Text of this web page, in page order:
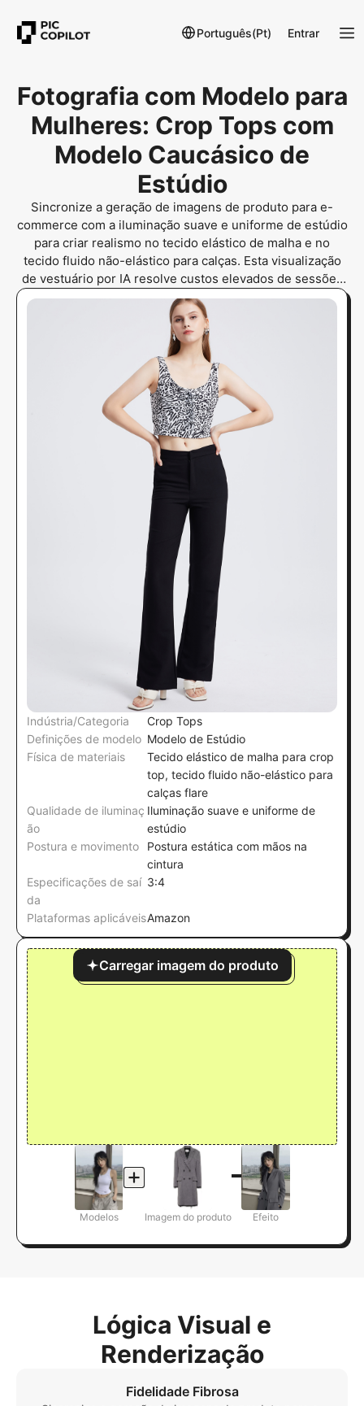
Português(Pt) Entrar
Fotografia com Modelo para
Mulheres: Crop Tops com
Modelo Caucásico de
Estúdio
Sincronize a geração de imagens de produto para e-
commerce com a iluminação suave e uniforme de estúdio
para criar realismo no tecido elástico de malha e no
tecido fluido não-elástico para calças. Esta visualização
de vestuário por IA resolve custos elevados de sessões
fotográficas e coordenação de modelos para e-
commerce. A escalabilidade do catálogo virtual de moda
é alcançada.
Indústria/Categoria
Crop Tops
Definições de modelo Modelo de Estúdio
Física de materiais
Tecido elástico de malha para crop
top, tecido fluido não-elástico para
calças flare
Qualidade de iluminaç
ão
Iluminação suave e uniforme de
estúdio
Postura e movimento
Postura estática com mãos na
cintura
Especificações de saí
da
3:4
Plataformas aplicáveisAmazon
Carregar imagem do produto
Modelos Imagem do produto Efeito
Lógica Visual e
Renderização
Fidelidade Fibrosa